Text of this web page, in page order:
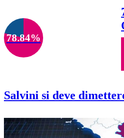
78.84%
Salvini si deve